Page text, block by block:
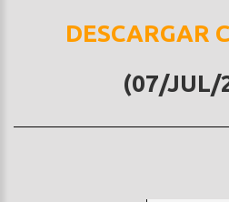
DESCARGAR
(07/JUL/